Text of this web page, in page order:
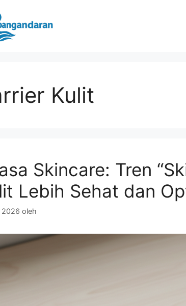
Kulit
Skincare: Tren
Lebih Sehat dan
2026 oleh